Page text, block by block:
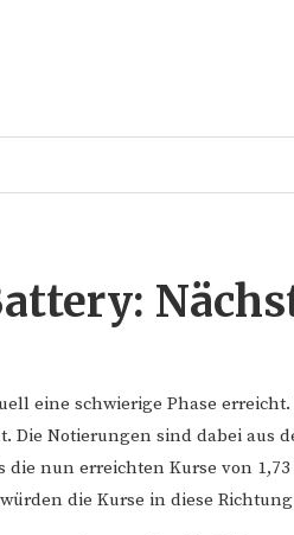
eine schwierige Phase
Die Notierungen sind dabei
nun erreichten Kurse von
die Kurse in diese